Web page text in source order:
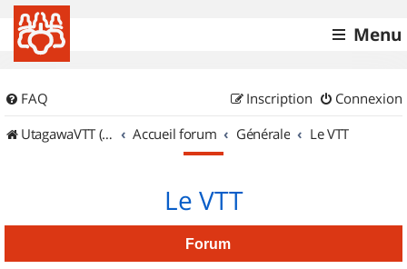
Menu
FAQ Connexion
Inscription
UtagawaVTT (Randos VTT et VTTAE avec traces GPS)
Accueil forum Générale Le VTT
Le VTT
Forum